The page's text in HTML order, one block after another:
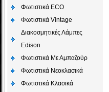
Φωτιστικά ECO
Φωτιστικά Vintage
Διακοσμητικές Λάμπες
Edison
Φωτιστικά Με Αμπαζούρ
Φωτιστικά Νεοκλασικά
Φωτιστικά Κλασικά